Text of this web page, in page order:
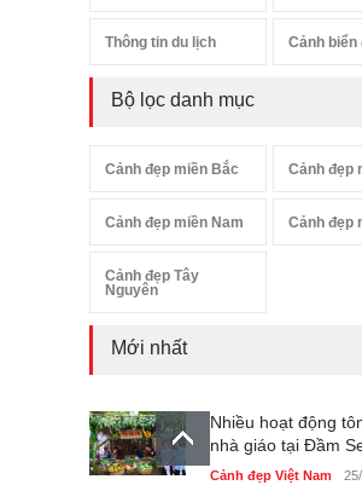
Thông tin du lịch Cảnh biển
Bộ lọc danh mục
Cảnh đẹp miền Bắc Cảnh đẹp
Cảnh đẹp miền Nam Cảnh đẹp
Cảnh đẹp Tây
Nguyên
Mới nhất
Nhiều hoạt động
nhà giáo tại Đầm
Cảnh đẹp Việt Nam